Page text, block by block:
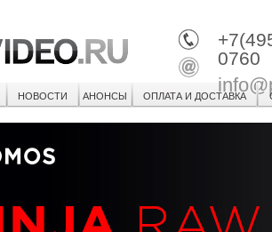
0760
НОВОСТИ АНОНСЫ ОПЛАТА И ДОСТАВКА